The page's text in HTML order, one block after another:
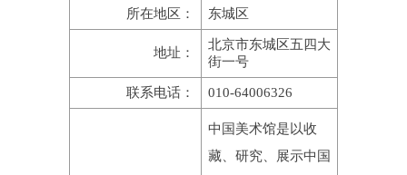
所在地区： 东城区
地址：
北京市东城区五四大
街一号
联系电话： 010-64006326
中国美术馆是以收
藏、研究、展示中国